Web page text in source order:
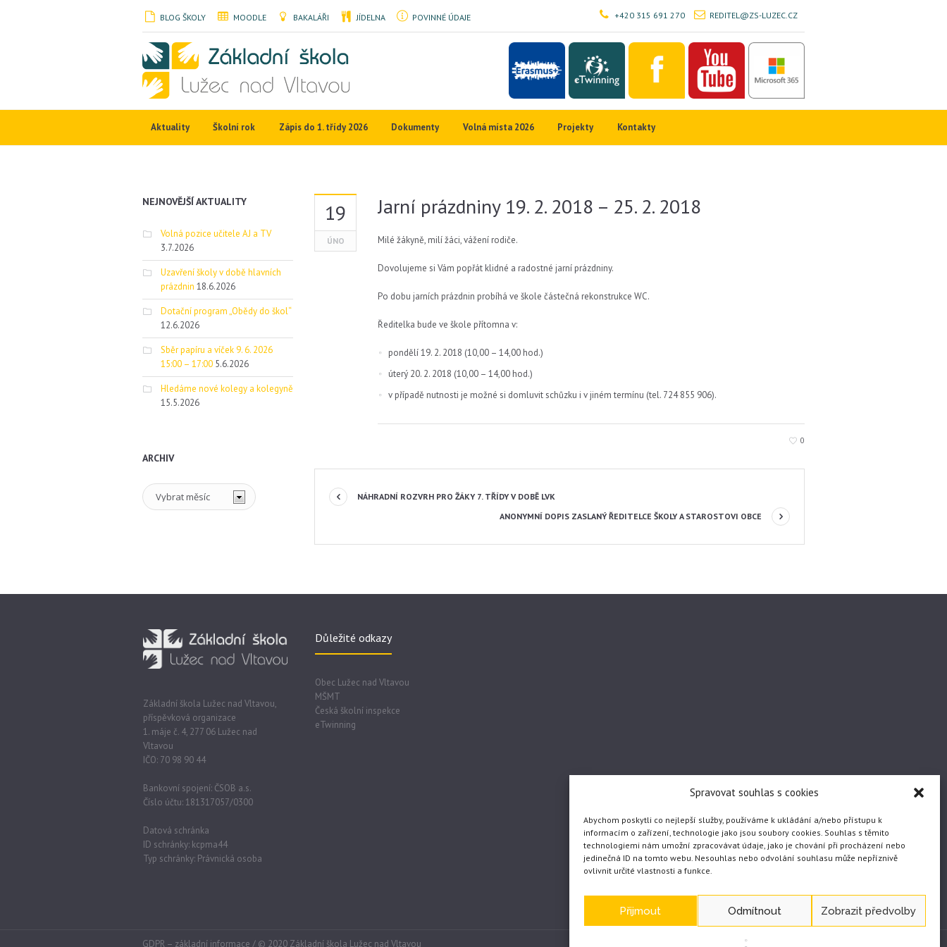
Spravovat souhlas s cookies
Abychom poskytli co nejlepší služby, používáme k ukládání a/nebo přístupu k
informacím o zařízení, technologie jako jsou soubory cookies. Souhlas s těmito
technologiemi nám umožní zpracovávat údaje, jako je chování při procházení nebo
jedinečná ID na tomto webu. Nesouhlas nebo odvolání souhlasu může nepříznivě
ovlivnit určité vlastnosti a funkce.
Přijmout Odmítnout Zobrazit předvolby
BLOG ŠKOLY MOODLE BAKALÁŘI JÍDELNA POVINNÉ ÚDAJE REDITEL@ZS-LUZEC.CZ
+420 315 691 270
Aktuality Školní rok Zápis do 1. třídy 2026 Dokumenty Volná místa 2026 Projekty Kontakty
19
ÚNO
Jarní prázdniny 19. 2. 2018 – 25. 2. 2018
Milé žákyně, milí žáci, vážení rodiče.
Dovolujeme si Vám popřát klidné a radostné jarní prázdniny.
Po dobu jarních prázdnin probíhá ve škole částečná rekonstrukce WC.
Ředitelka bude ve škole přítomna v:
pondělí 19. 2. 2018 (10,00 – 14,00 hod.)
úterý 20. 2. 2018 (10,00 – 14,00 hod.)
v případě nutnosti je možné si domluvit schůzku i v jiném termínu (tel. 724 855 906).
0
NÁHRADNÍ ROZVRH PRO ŽÁKY 7. TŘÍDY V DOBĚ LVK
ANONYMNÍ DOPIS ZASLANÝ ŘEDITELCE ŠKOLY A STAROSTOVI OBCE
NEJNOVĚJŠÍ AKTUALITY
Volná pozice učitele AJ a TV
3.7.2026
Uzavření školy v době hlavních
prázdnin 18.6.2026
Dotační program „Obědy do škol“
12.6.2026
Sběr papíru a víček 9. 6. 2026
15:00 – 17:00 5.6.2026
Hledáme nové kolegy a kolegyně
15.5.2026
ARCHIV
Archiv
Základní škola Lužec nad Vltavou,
příspěvková organizace
1. máje č. 4, 277 06 Lužec nad
Vltavou
IČO: 70 98 90 44
Bankovní spojení: ČSOB a.s.
Číslo účtu: 181317057/0300
Datová schránka
ID schránky: kcpma44
Typ schránky: Právnická osoba
Důležité odkazy
Obec Lužec nad Vltavou
MŠMT
Česká školní inspekce
eTwinning
WEB vytvořil JČ
GDPR – základní informace / © 2020 Základní škola Lužec nad Vltavou